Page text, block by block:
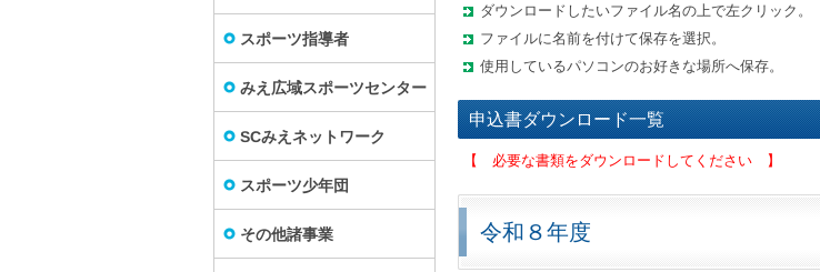
スポーツ指導者
みえ広域スポーツセンター
SCみえネットワーク
スポーツ少年団
その他諸事業
ダウンロードしたいファイル名の上で左クリック。
ファイルに名前を付けて保存を選択。
使用しているパソコンのお好きな場所へ保存。
申込書ダウンロード一覧
【 必要な書類をダウンロードしてください 】
令和８年度